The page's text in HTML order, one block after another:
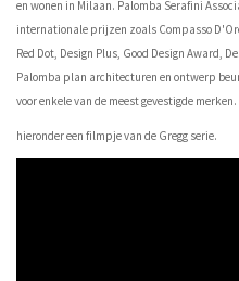
en wonen in Milaan. Palomba Serafini
internationale prijzen zoals Compasso
Red Dot, Design Plus, Good Design Award,
Palomba plan architecturen en ontwerp
voor enkele van de meest gevestigde merken.
hieronder een filmpje van de Gregg serie.